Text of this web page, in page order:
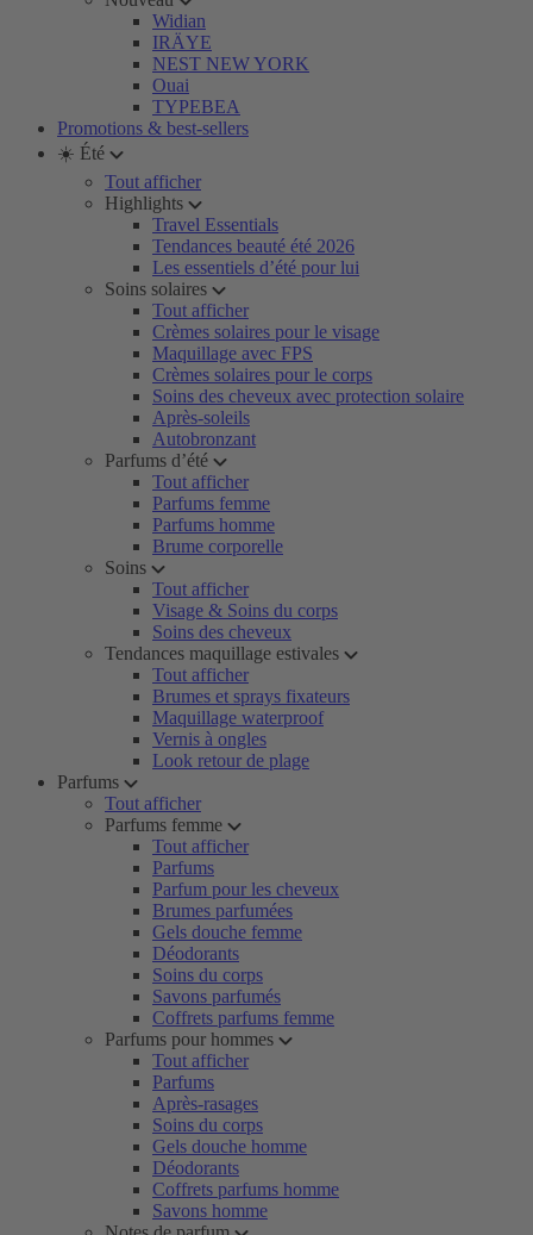
Widian
IRÄYE
NEST NEW YORK
Ouai
TYPEBEA
Promotions & best-sellers
☀️ Été
Tout afficher
Highlights
Travel Essentials
Tendances beauté été 2026
Les essentiels d’été pour lui
Soins solaires
Tout afficher
Crèmes solaires pour le visage
Maquillage avec FPS
Crèmes solaires pour le corps
Soins des cheveux avec protection solaire
Après-soleils
Autobronzant
Parfums d’été
Tout afficher
Parfums femme
Parfums homme
Brume corporelle
Soins
Tout afficher
Visage & Soins du corps
Soins des cheveux
Tendances maquillage estivales
Tout afficher
Brumes et sprays fixateurs
Maquillage waterproof
Vernis à ongles
Look retour de plage
Parfums
Tout afficher
Parfums femme
Tout afficher
Parfums
Parfum pour les cheveux
Brumes parfumées
Gels douche femme
Déodorants
Soins du corps
Savons parfumés
Coffrets parfums femme
Parfums pour hommes
Tout afficher
Parfums
Après-rasages
Soins du corps
Gels douche homme
Déodorants
Coffrets parfums homme
Savons homme